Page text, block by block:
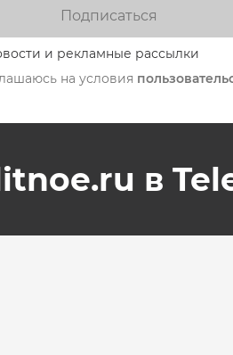
и рекламные рассылки
Подписаться
на условия
в